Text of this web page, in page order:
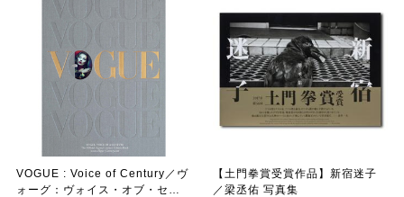
VOGUE : Voice of Century／ヴ
ォーグ：ヴォイス・オブ・セン
【土門拳賞受賞作品】新宿迷子
／梁丞佑 写真集